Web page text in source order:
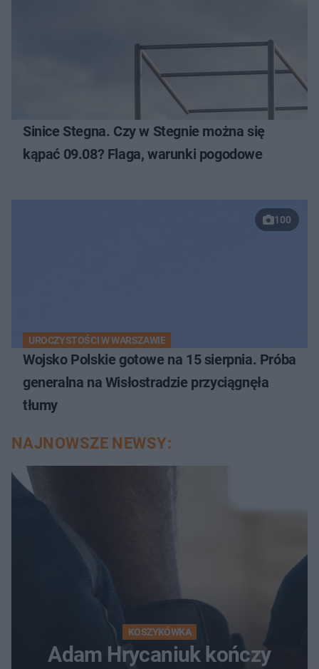
Sinice Stegna. Czy w Stegnie można się
kąpać 09.08? Flaga, warunki pogodowe
100
UROCZYSTOŚCI W WARSZAWIE
Wojsko Polskie gotowe na 15 sierpnia. Próba
generalna na Wisłostradzie przyciągnęła
tłumy
NAJNOWSZE NEWSY:
KOSZYKÓWKA
Adam Hrycaniuk kończy